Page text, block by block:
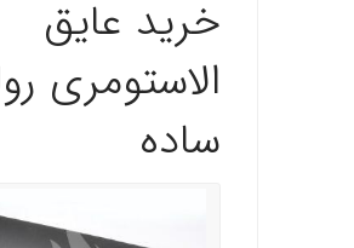
خرید عایق
الاستومری
ساده